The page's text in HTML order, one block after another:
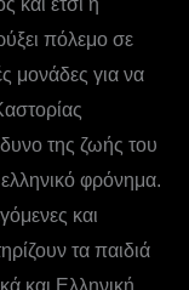
και έτσι η
πόλεμο σε
μονάδες για να
της ζωής του
φρόνημα.
και
τα παιδιά
και Ελληνική